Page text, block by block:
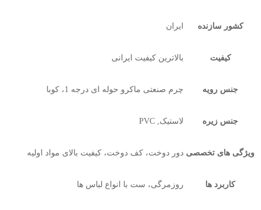
کشور سازنده ایران
کیفیت بالاترین کیفیت ایرانی
جنس رویه چرم صنعتی ماکرو حوله ای درجه 1، کوبا
جنس زیره لاستیک, PVC
ویژگی های تخصصی دور دوخت، کف دوخت، کیفیت بالای مواد اولیه
کاربرد ها روزمرگی، ست با انواع لباس ها